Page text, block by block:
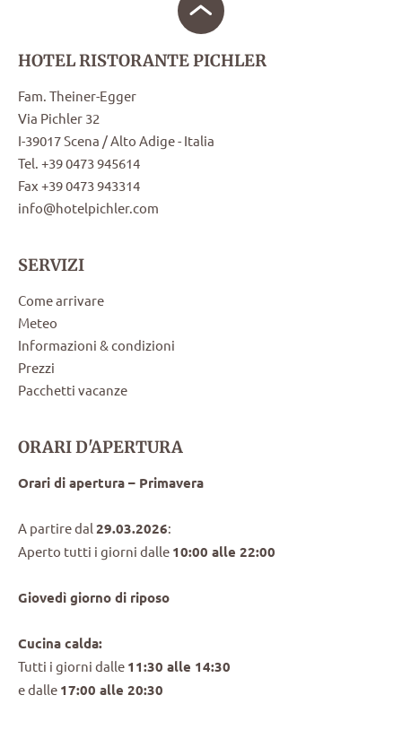
HOTEL RISTORANTE PICHLER
Fam. Theiner-Egger
Via Pichler 32
I-39017 Scena / Alto Adige - Italia
Tel. +39 0473 945614
Fax +39 0473 943314
info@hotelpichler.com
SERVIZI
Come arrivare
Meteo
Informazioni & condizioni
Prezzi
Pacchetti vacanze
ORARI D'APERTURA
Orari di apertura – Primavera
A partire dal 29.03.2026:
Aperto tutti i giorni dalle 10:00 alle 22:00
Giovedì giorno di riposo
Cucina calda:
Tutti i giorni dalle 11:30 alle 14:30
e dalle 17:00 alle 20:30